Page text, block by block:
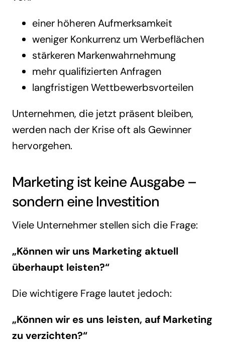
einer höheren Aufmerksamkeit
weniger Konkurrenz um Werbeflächen
stärkeren Markenwahrnehmung
mehr qualifizierten Anfragen
langfristigen Wettbewerbsvorteilen
Unternehmen, die jetzt präsent bleiben,
werden nach der Krise oft als Gewinner
hervorgehen.
Marketing ist keine Ausgabe –
sondern eine Investition
Viele Unternehmer stellen sich die Frage:
„Können wir uns Marketing aktuell
überhaupt leisten?“
Die wichtigere Frage lautet jedoch:
„Können wir es uns leisten, auf Marketing
zu verzichten?“